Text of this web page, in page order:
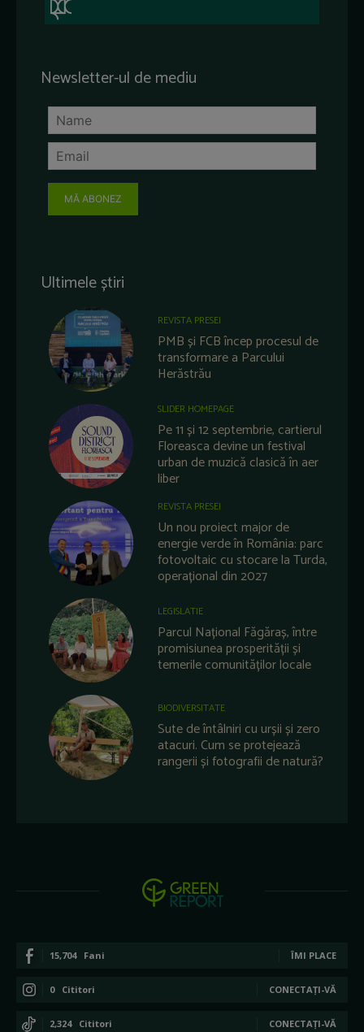
Newsletter-ul de mediu
MĂ ABONEZ
Ultimele știri
REVISTA PRESEI
PMB și FCB încep procesul de
transformare a Parcului
Herăstrău
SLIDER HOMEPAGE
Pe 11 și 12 septembrie, cartierul
Floreasca devine un festival
urban de muzică clasică în aer
liber
REVISTA PRESEI
Un nou proiect major de
energie verde în România: parc
fotovoltaic cu stocare la Turda,
operațional din 2027
LEGISLATIE
Parcul Național Făgăraș, între
promisiunea prosperității și
temerile comunităților locale
BIODIVERSITATE
Sute de întâlniri cu urșii și zero
atacuri. Cum se protejează
rangerii și fotografii de natură?
15,704 Fani ÎMI PLACE
0 Cititori CONECTAȚI-VĂ
2,324 Cititori CONECTAȚI-VĂ